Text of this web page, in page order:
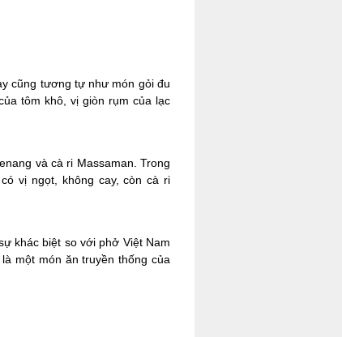
cũng tương tự như món gỏi đu
tôm khô, vị giòn rụm của lạc
và cà ri Massaman. Trong
vị ngọt, không cay, còn cà ri
khác biệt so với phở Việt Nam
một món ăn truyền thống của